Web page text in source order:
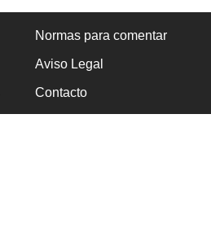
Normas para comentar
Aviso Legal
Contacto